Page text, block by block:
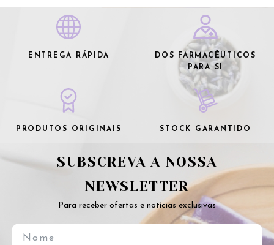
ENTREGA RÁPIDA
DOS FARMACÊUTICOS
PARA SI
PRODUTOS ORIGINAIS STOCK GARANTIDO
SUBSCREVA A NOSSA
NEWSLETTER
Para receber ofertas e notícias exclusivas